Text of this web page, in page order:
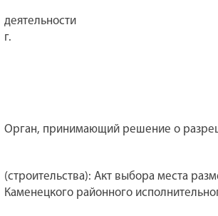
деятельности
г.
Орган, принимающий решение о
(строительства): Акт выбора места
Каменецкого районного